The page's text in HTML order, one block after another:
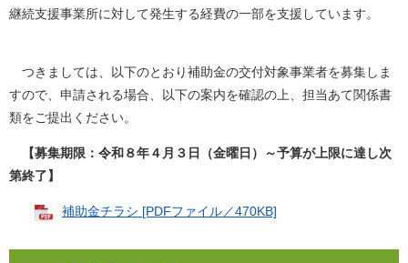
継続支援事業所に対して発生する経費の一部を支援しています。
つきましては、以下のとおり補助金の交付対象事業者を募集しま
すので、申請される場合、以下の案内を確認の上、担当あて関係書
類をご提出ください。
【募集期限：令和８年４月３日（金曜日）～予算が上限に達し次
第終了】
補助金チラシ [PDFファイル／470KB]